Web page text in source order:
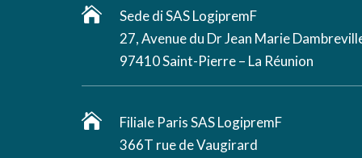

Sede di SAS LogipremF
27, Avenue du Dr Jean Marie
97410 Saint-Pierre – La Réunion

Filiale Paris SAS LogipremF
366T rue de Vaugirard